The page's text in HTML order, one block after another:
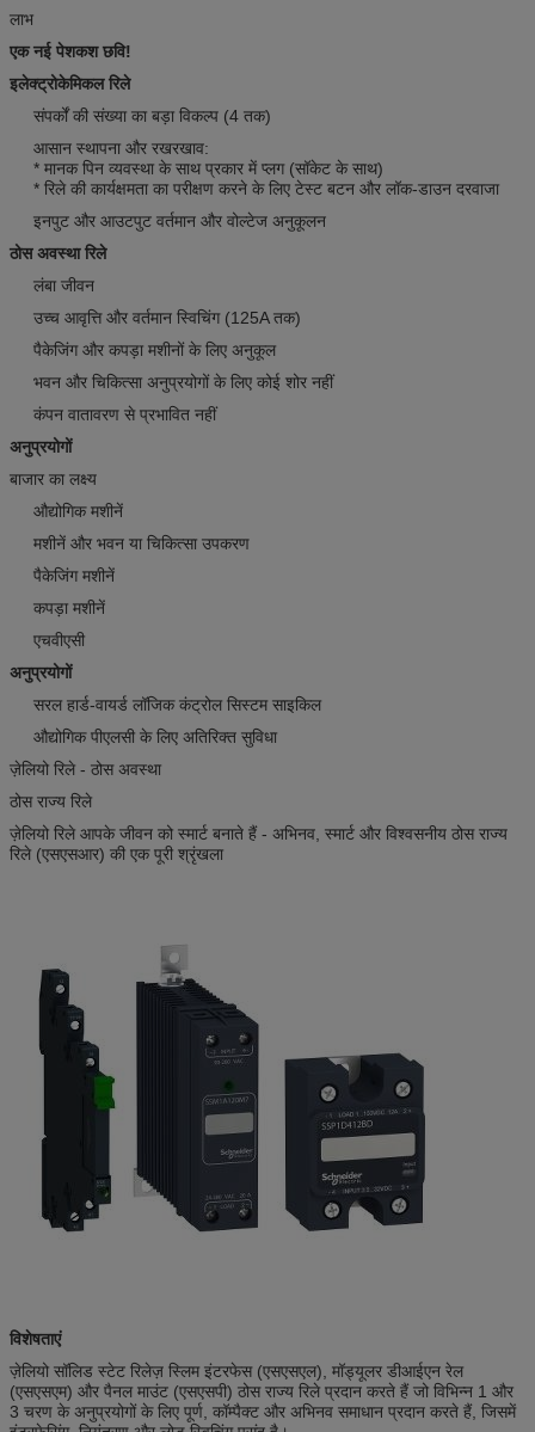
लाभ
एक नई पेशकश छवि!
इलेक्ट्रोकेमिकल रिले
संपर्कों की संख्या का बड़ा विकल्प (4 तक)
आसान स्थापना और रखरखाव:
* मानक पिन व्यवस्था के साथ प्रकार में प्लग (सॉकेट के साथ)
* रिले की कार्यक्षमता का परीक्षण करने के लिए टेस्ट बटन और लॉक-डाउन दरवाजा
इनपुट और आउटपुट वर्तमान और वोल्टेज अनुकूलन
ठोस अवस्था रिले
लंबा जीवन
उच्च आवृत्ति और वर्तमान स्विचिंग (125A तक)
पैकेजिंग और कपड़ा मशीनों के लिए अनुकूल
भवन और चिकित्सा अनुप्रयोगों के लिए कोई शोर नहीं
कंपन वातावरण से प्रभावित नहीं
अनुप्रयोगों
बाजार का लक्ष्य
औद्योगिक मशीनें
मशीनें और भवन या चिकित्सा उपकरण
पैकेजिंग मशीनें
कपड़ा मशीनें
एचवीएसी
अनुप्रयोगों
सरल हार्ड-वायर्ड लॉजिक कंट्रोल सिस्टम साइकिल
औद्योगिक पीएलसी के लिए अतिरिक्त सुविधा
ज़ेलियो रिले - ठोस अवस्था
ठोस राज्य रिले
ज़ेलियो रिले आपके जीवन को स्मार्ट बनाते हैं - अभिनव, स्मार्ट और विश्वसनीय ठोस राज्य
रिले (एसएसआर) की एक पूरी श्रृंखला
विशेषताएं
ज़ेलियो सॉलिड स्टेट रिलेज़ स्लिम इंटरफेस (एसएसएल), मॉड्यूलर डीआईएन रेल
(एसएसएम) और पैनल माउंट (एसएसपी) ठोस राज्य रिले प्रदान करते हैं जो विभिन्न 1 और
3 चरण के अनुप्रयोगों के लिए पूर्ण, कॉम्पैक्ट और अभिनव समाधान प्रदान करते हैं, जिसमें